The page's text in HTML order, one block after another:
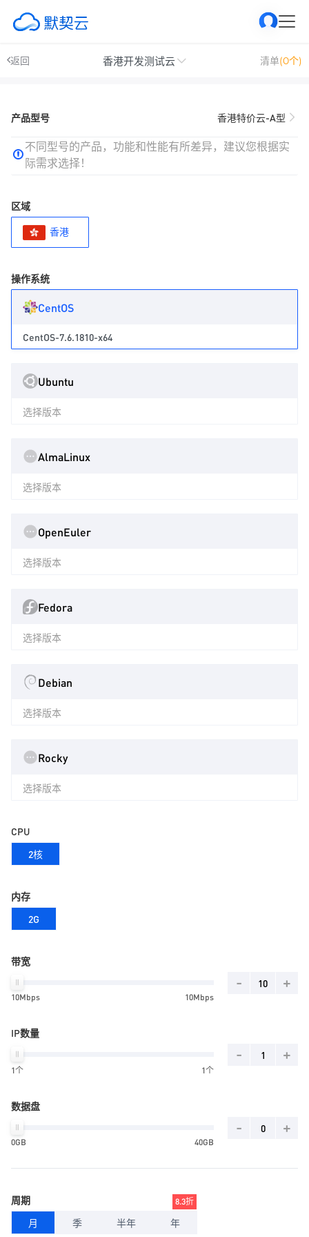
返回 香港开发测试云 清单(0个)
产品型号 香港特价云-A型
不同型号的产品，功能和性能有所差异，建议您根据实
际需求选择！
区域
香港
操作系统
CentOS
CentOS-7.6.1810-x64
Ubuntu
选择版本
AlmaLinux
选择版本
OpenEuler
选择版本
Fedora
选择版本
Debian
选择版本
Rocky
选择版本
CPU
2核
内存
2G
带宽
10Mbps 10Mbps
- +
IP数量
1个 1个
- +
数据盘
0GB 40GB
- +
周期
月
季 半年 年
8.3折